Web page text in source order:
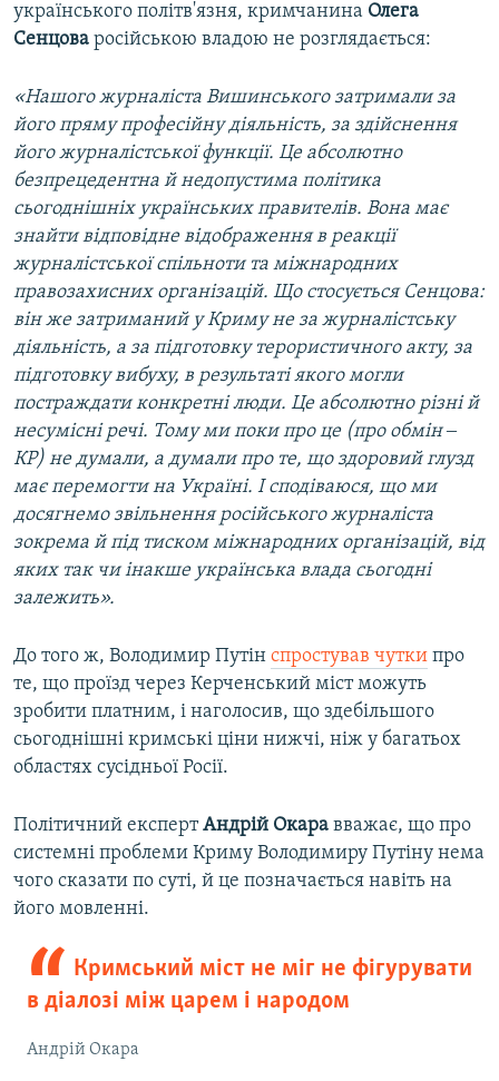
українського політв'язня, кримчанина Олега
Сенцова російською владою не розглядається:
«Нашого журналіста Вишинського затримали за
його пряму професійну діяльність, за здійснення
його журналістської функції. Це абсолютно
безпрецедентна й недопустима політика
сьогоднішніх українських правителів. Вона має
знайти відповідне відображення в реакції
журналістської спільноти та міжнародних
правозахисних організацій. Що стосується Сенцова:
він же затриманий у Криму не за журналістську
діяльність, а за підготовку терористичного акту, за
підготовку вибуху, в результаті якого могли
постраждати конкретні люди. Це абсолютно різні й
несумісні речі. Тому ми поки про це (про обмін ‒
КР) не думали, а думали про те, що здоровий глузд
має перемогти на Україні. І сподіваюся, що ми
досягнемо звільнення російського журналіста
зокрема й під тиском міжнародних організацій, від
яких так чи інакше українська влада сьогодні
залежить».
До того ж, Володимир Путін спростував чутки про
те, що проїзд через Керченський міст можуть
зробити платним, і наголосив, що здебільшого
сьогоднішні кримські ціни нижчі, ніж у багатьох
областях сусідньої Росії.
Політичний експертАндрій Окара вважає, що про
системні проблеми Криму Володимиру Путіну нема
чого сказати по суті, й це позначається навіть на
його мовленні.
Кримський міст не міг не фігурувати
в діалозі між царем і народом
Андрій Окара